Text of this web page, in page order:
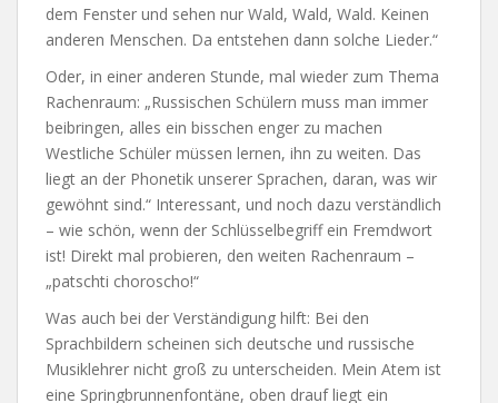
dem Fenster und sehen nur Wald, Wald, Wald. Keinen
anderen Menschen. Da entstehen dann solche Lieder.“
Oder, in einer anderen Stunde, mal wieder zum Thema
Rachenraum: „Russischen Schülern muss man immer
beibringen, alles ein bisschen enger zu machen
Westliche Schüler müssen lernen, ihn zu weiten. Das
liegt an der Phonetik unserer Sprachen, daran, was wir
gewöhnt sind.“ Interessant, und noch dazu verständlich
– wie schön, wenn der Schlüsselbegriff ein Fremdwort
ist! Direkt mal probieren, den weiten Rachenraum –
„patschti choroscho!“
Was auch bei der Verständigung hilft: Bei den
Sprachbildern scheinen sich deutsche und russische
Musiklehrer nicht groß zu unterscheiden. Mein Atem ist
eine Springbrunnenfontäne, oben drauf liegt ein